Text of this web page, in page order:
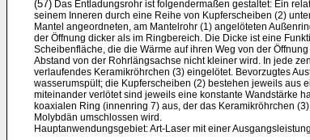
(57) Das Entladungsrohr ist folgendermaßen gestaltet: Ein
seinem Inneren durch eine Reihe von Kupferscheiben (2)
Mantel angeordneten, am Mantelrohr (1) angelöteten
der Öffnung dicker als im Ringbereich. Die Dicke ist eine
Scheibenfläche, die die Wärme auf ihren Weg von der
Abstand von der Rohrlängsachse nicht kleiner wird. In jede
verlaufendes Keramikröhrchen (3) eingelötet. Bevorzugtes
wasserumspült; die Kupferscheiben (2) bestehen jeweils aus
miteinander verlötet sind jeweils eine konstante Wandstärke
koaxialen Ring (innenring 7) aus, der das Keramikröhrchen
Molybdän umschlossen wird.
Hauptanwendungsgebiet: Art-Laser mit einer